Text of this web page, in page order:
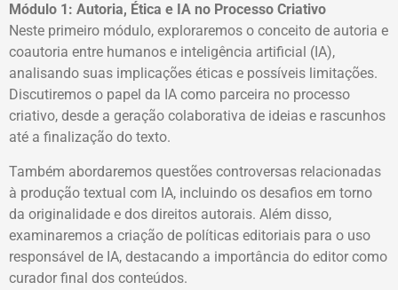
Módulo 1: Autoria, Ética e IA no Processo Criativo
Neste primeiro módulo, exploraremos o conceito de autoria e
coautoria entre humanos e inteligência artificial (IA),
analisando suas implicações éticas e possíveis limitações.
Discutiremos o papel da IA como parceira no processo
criativo, desde a geração colaborativa de ideias e rascunhos
até a finalização do texto.
Também abordaremos questões controversas relacionadas
à produção textual com IA, incluindo os desafios em torno
da originalidade e dos direitos autorais. Além disso,
examinaremos a criação de políticas editoriais para o uso
responsável de IA, destacando a importância do editor como
curador final dos conteúdos.